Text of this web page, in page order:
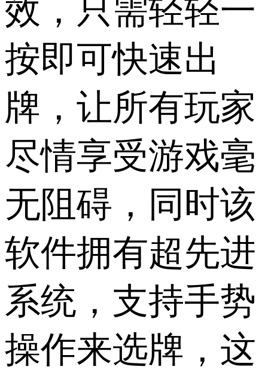
效，只需轻轻一
按即可快速出
牌，让所有玩家
尽情享受游戏毫
无阻碍，同时该
软件拥有超先进
系统，支持手势
操作来选牌，这